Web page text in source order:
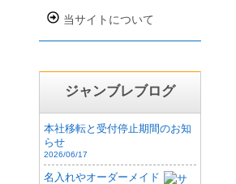
当サイトについて
ジャンブレブログ
本社移転と受付停止期間のお知
らせ
2026/06/17
名入れやオーダーメイド